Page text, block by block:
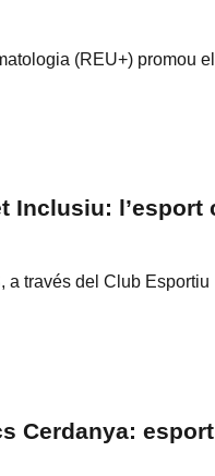
(REU+) promou
Inclusiu:
a través del Club
Cerdanya: